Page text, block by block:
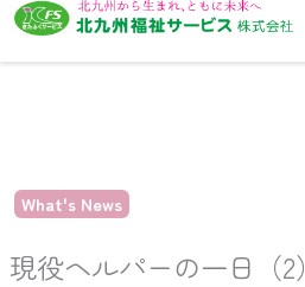
内
を
What's News
現役ヘルパーの一日（2）